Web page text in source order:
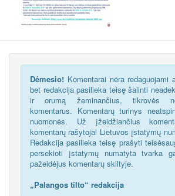
Dėmesio! Komentarai nėra redaguojami
bet redakcija pasilieka teisę šalinti
ir orumą žeminančius, tikrovės
komentarus. Komentarų turinys
nuomonės. Už įžeidžiančius
komentarų rašytojai Lietuvos įstatymų
Redakcija pasilieka teisę prašyti
persekioti įstatymų numatyta tvarka
pažeidėjus komentarų skiltyje.
„Palangos tilto“ redakcija